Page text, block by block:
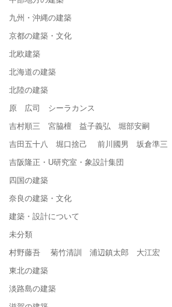
九州・沖縄の建築
京都の建築・文化
北欧建築
北海道の建築
北陸の建築
原 広司 シーラカンス
吉村順三 宮脇檀 益子義弘 堀部安嗣
吉田五十八 堀口捨己 前川國男 坂倉準
吉阪隆正・U研究室・象設計集団
四国の建築
奈良の建築・文化
建築・設計について
未分類
村野藤吾 菊竹清訓 浦辺鎮太郎 大江宏
東北の建築
淡路島の建築